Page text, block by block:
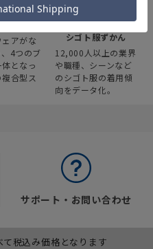
クエア
アがな
4つのブ
となっ
合型ス
みんなの
シゴト服ずかん
12,000人以上の業界
や職種、シーンなど
のシゴト服の着用傾
向をデータ化。
サポート・お問い合わせ
税込み価格となります